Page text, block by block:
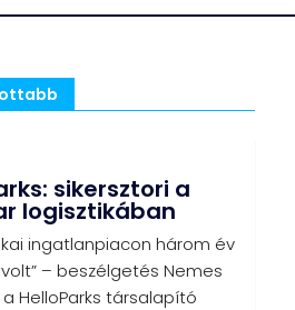
sikersztori a
logisztikában
ingatlanpiacon három év
– beszélgetés Nemes
HelloParks társalapító